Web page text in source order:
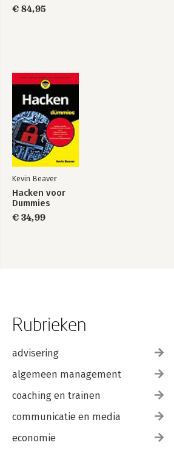
€ 84,95
Kevin Beaver
Hacken voor
Dummies
€ 34,99
Rubrieken
advisering
algemeen management
coaching en trainen
communicatie en media
economie